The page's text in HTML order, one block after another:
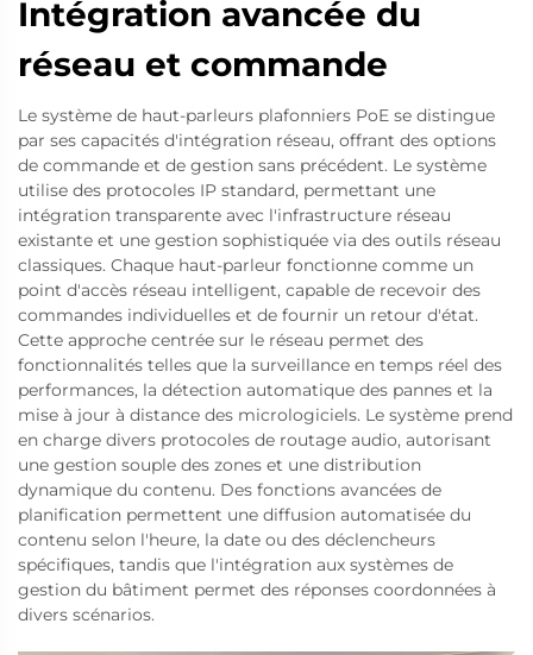
Intégration avancée du
réseau et commande
Le système de haut-parleurs plafonniers PoE se distingue
par ses capacités d'intégration réseau, offrant des options
de commande et de gestion sans précédent. Le système
utilise des protocoles IP standard, permettant une
intégration transparente avec l'infrastructure réseau
existante et une gestion sophistiquée via des outils réseau
classiques. Chaque haut-parleur fonctionne comme un
point d'accès réseau intelligent, capable de recevoir des
commandes individuelles et de fournir un retour d'état.
Cette approche centrée sur le réseau permet des
fonctionnalités telles que la surveillance en temps réel des
performances, la détection automatique des pannes et la
mise à jour à distance des micrologiciels. Le système prend
en charge divers protocoles de routage audio, autorisant
une gestion souple des zones et une distribution
dynamique du contenu. Des fonctions avancées de
planification permettent une diffusion automatisée du
contenu selon l'heure, la date ou des déclencheurs
spécifiques, tandis que l'intégration aux systèmes de
gestion du bâtiment permet des réponses coordonnées à
divers scénarios.